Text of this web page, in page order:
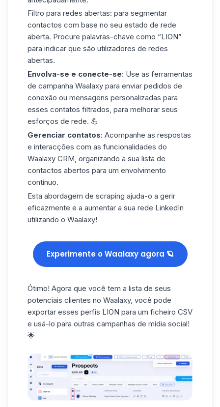
Filtro para redes abertas: para segmentar
contactos com base no seu estado de rede
aberta. Procure palavras-chave como “LION”
para indicar que são utilizadores de redes
abertas.
Envolva-se e conecte-se: Use as ferramentas
de campanha Waalaxy para enviar pedidos de
conexão ou mensagens personalizadas para
esses contatos filtrados, para melhorar seus
esforços de rede. 💪
Gerenciar contatos: Acompanhe as respostas
e interacções com as funcionalidades do
Waalaxy CRM, organizando a sua lista de
contactos abertos para um envolvimento
contínuo.
Esta abordagem de scraping ajuda-o a gerir
eficazmente e a aumentar a sua rede LinkedIn
utilizando o Waalaxy!
Experimente o Waalaxy agora 🪐
Ótimo! Agora que você tem a lista de seus
potenciais clientes no Waalaxy, você pode
exportar esses perfis LION para um ficheiro CSV
e usá-lo para outras campanhas de mídia social!
🌟